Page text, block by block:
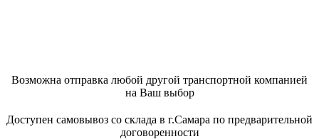
Возможна отправка любой другой транспортной компанией
на Ваш выбор
Доступен самовывоз со склада в г.Самара по предварительной
договоренности